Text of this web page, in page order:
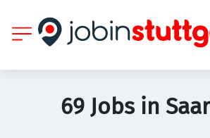
69 Jobs in